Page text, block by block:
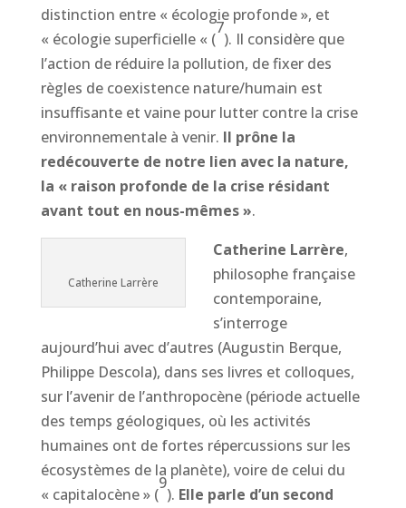
distinction entre « écologie profonde », et
« écologie superficielle « (
7
). Il considère que
l’action de réduire la pollution, de fixer des
règles de coexistence nature/humain est
insuffisante et vaine pour lutter contre la crise
environnementale à venir. Il prône la
redécouverte de notre lien avec la nature,
la « raison profonde de la crise résidant
avant tout en nous-mêmes ».
Catherine Larrère
Catherine Larrère,
philosophe française
contemporaine,
s’interroge
aujourd’hui avec d’autres (Augustin Berque,
Philippe Descola), dans ses livres et colloques,
sur l’avenir de l’anthropocène (période actuelle
des temps géologiques, où les activités
humaines ont de fortes répercussions sur les
écosystèmes de la planète), voire de celui du
« capitalocène » (
9
). Elle parle d’un second